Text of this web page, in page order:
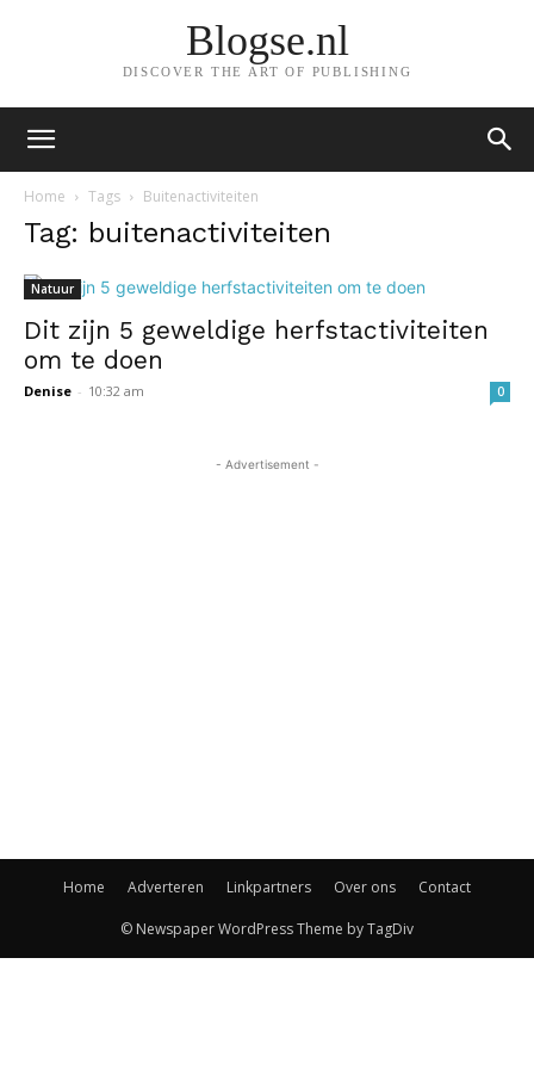
Blogse.nl
DISCOVER THE ART OF PUBLISHING
Home Tags Buitenactiviteiten
Tag: buitenactiviteiten
Natuur
Dit zijn 5 geweldige herfstactiviteiten
om te doen
Denise - 10:32 am 0
- Advertisement -
Home Adverteren Linkpartners Over ons Contact
© Newspaper WordPress Theme by TagDiv